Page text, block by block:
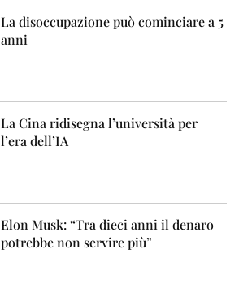
La disoccupazione può cominciare a 5
anni
La Cina ridisegna l’università per
l’era dell’IA
Elon Musk: “Tra dieci anni il denaro
potrebbe non servire più”